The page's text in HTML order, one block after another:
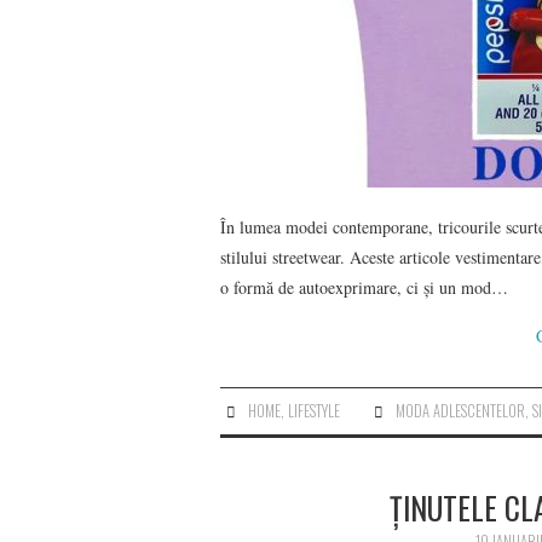
În lumea modei contemporane, tricourile
stilului streetwear. Aceste articole
o formă de autoexprimare, ci și un mod…
HOME, LIFESTYLE MODA ADLESCENTELOR,
ȚINUTELE